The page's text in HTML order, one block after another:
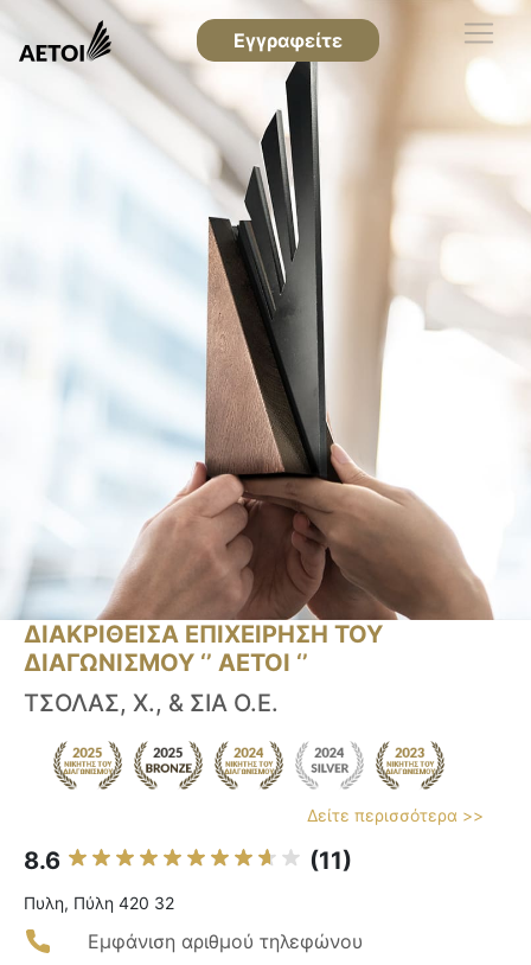
Εγγραφείτε
ΔΙΑΚΡΙΘΕΙΣΑ ΕΠΙΧΕΙΡΗΣΗ ΤΟΥ
ΔΙΑΓΩΝΙΣΜΟΥ ‘’ ΑΕΤΟΙ ‘’
ΤΣΟΛΑΣ, Χ., & ΣΙΑ Ο.Ε.
Δείτε περισσότερα >>
8.6 (11)
Πυλη, Πύλη 420 32
Εμφάνιση αριθμού τηλεφώνου